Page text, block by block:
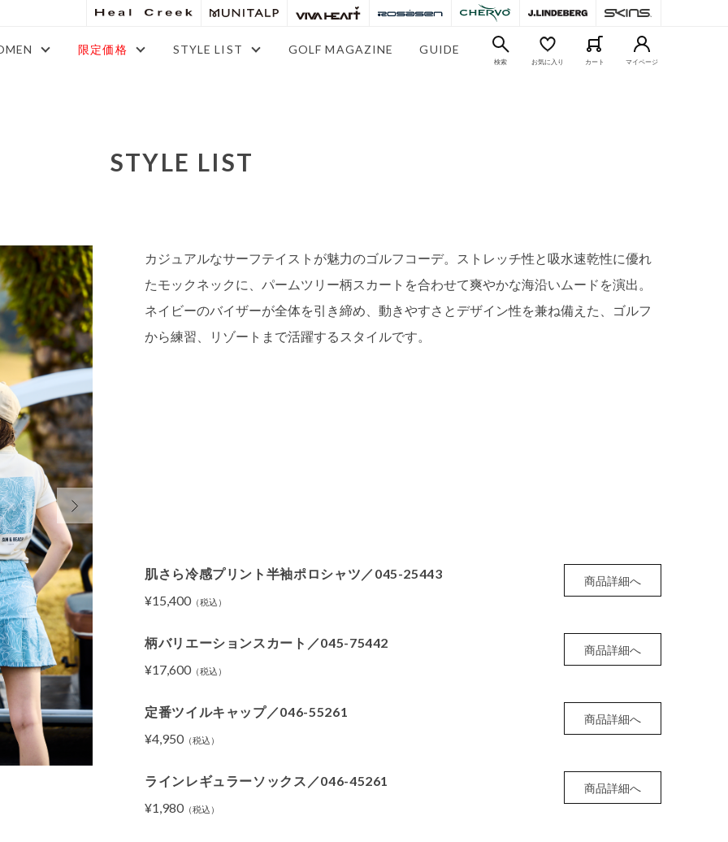
限定価格 STYLE LIST GOLF MAGAZINE GUIDE
検索 お気に入り カート マイページ
STYLE LIST
カジュアルなサーフテイストが魅力のゴルフコーデ。ストレッチ性と吸水速乾性に優れ
たモックネックに、パームツリー柄スカートを合わせて爽やかな海沿いムードを演出。
ネイビーのバイザーが全体を引き締め、動きやすさとデザイン性を兼ね備えた、ゴルフ
から練習、リゾートまで活躍するスタイルです。
肌さら冷感プリント半袖ポロシャツ／045-25443
¥15,400 （税込）
商品詳細へ
柄バリエーションスカート／045-75442
¥17,600 （税込）
商品詳細へ
定番ツイルキャップ／046-55261
¥4,950 （税込）
商品詳細へ
ラインレギュラーソックス／046-45261
¥1,980 （税込）
商品詳細へ